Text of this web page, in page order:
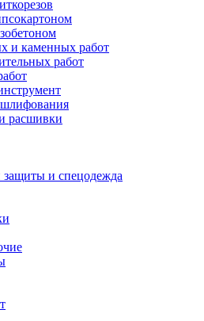
и каменных работ
работ
расшивки
защиты и спецодежда